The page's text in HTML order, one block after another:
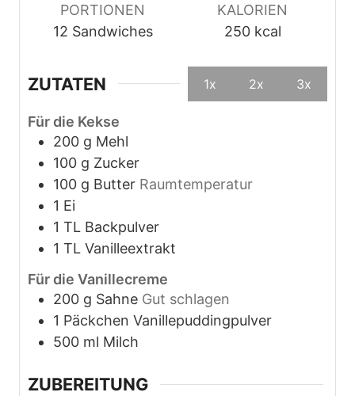
PORTIONEN
12 Sandwiches
KALORIEN
250 kcal
ZUTATEN 1x 2x 3x
Für die Kekse
200 g Mehl
100 g Zucker
100 g Butter Raumtemperatur
1 Ei
1 TL Backpulver
1 TL Vanilleextrakt
Für die Vanillecreme
200 g Sahne Gut schlagen
1 Päckchen Vanillepuddingpulver
500 ml Milch
ZUBEREITUNG